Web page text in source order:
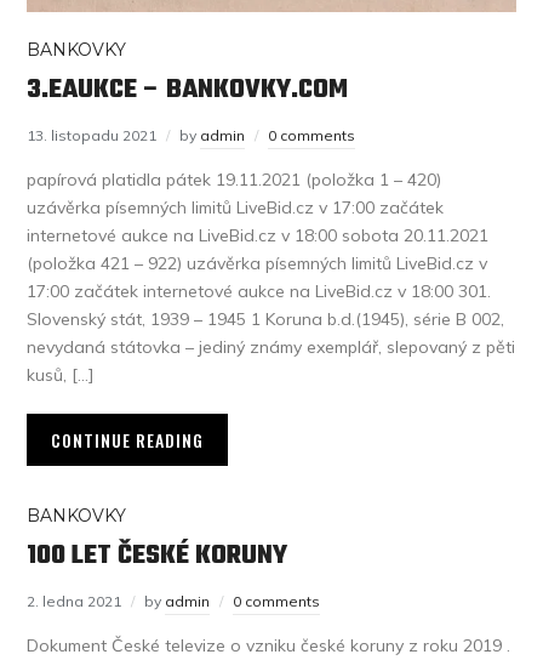
BANKOVKY
3.EAUKCE – BANKOVKY.COM
13. listopadu 2021 by admin 0 comments
papírová platidla pátek 19.11.2021 (položka 1 – 420)
uzávěrka písemných limitů LiveBid.cz v 17:00 začátek
internetové aukce na LiveBid.cz v 18:00 sobota 20.11.2021
(položka 421 – 922) uzávěrka písemných limitů LiveBid.cz v
17:00 začátek internetové aukce na LiveBid.cz v 18:00 301.
Slovenský stát, 1939 – 1945 1 Koruna b.d.(1945), série B 002,
nevydaná státovka – jediný známy exemplář, slepovaný z pěti
kusů, […]
CONTINUE READING
BANKOVKY
100 LET ČESKÉ KORUNY
2. ledna 2021 by admin 0 comments
Dokument České televize o vzniku české koruny z roku 2019 .